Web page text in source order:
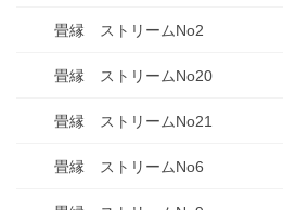
畳縁 ストリームNo2
畳縁 ストリームNo20
畳縁 ストリームNo21
畳縁 ストリームNo6